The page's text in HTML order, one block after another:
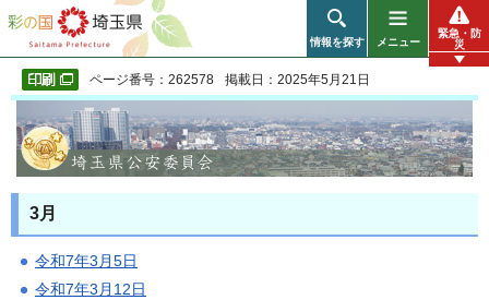
彩の国 埼玉県
情報を探す メニュー
緊急・防
災
ページ番号：262578 掲載日：2025年5月21日
3月
令和7年3月5日
令和7年3月12日